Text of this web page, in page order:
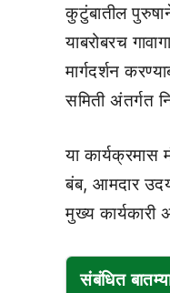
कुटुंबातील
याबरोबरच
मार्गदर्शन
समिती अंतर्गत
या कार्यक्रमास
बंब, आमदार
मुख्य
संबंधित